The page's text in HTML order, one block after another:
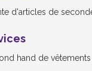
d'articles de
hand de